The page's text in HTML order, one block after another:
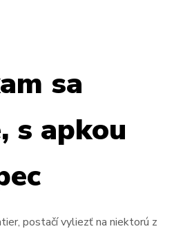
sa
s apkou
postačí vyliezť na niektorú z